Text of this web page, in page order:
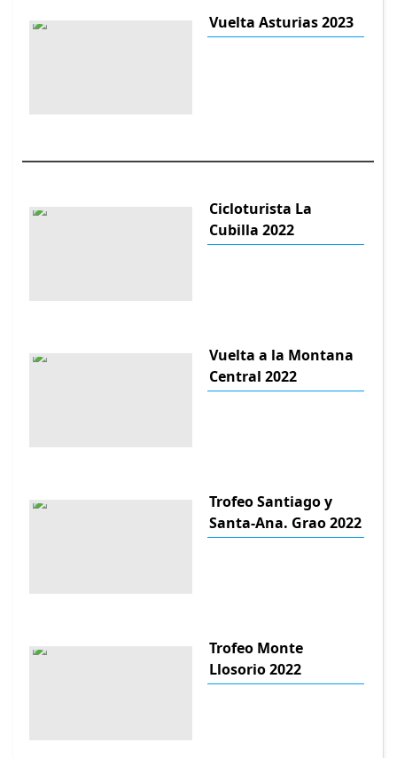
Vuelta Asturias 2023
Cicloturista La
Cubilla 2022
Vuelta a la Montana
Central 2022
Trofeo Santiago y
Santa-Ana. Grao 2022
Trofeo Monte
Llosorio 2022